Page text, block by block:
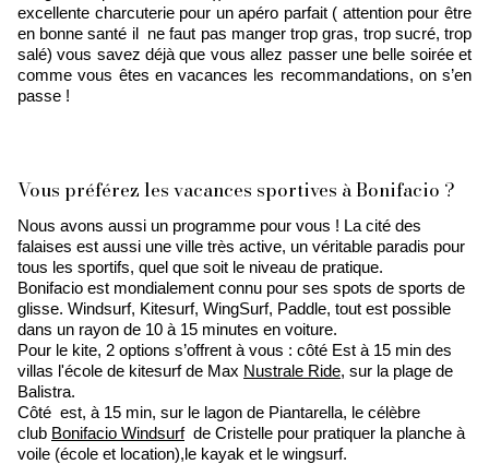
excellente charcuterie pour un apéro parfait ( attention pour être
en bonne santé il ne faut pas manger trop gras, trop sucré, trop
salé) vous savez déjà que vous allez passer une belle soirée et
comme vous êtes en vacances les recommandations, on s’en
passe !
Vous préférez les vacances sportives à Bonifacio ?
Nous avons aussi un programme pour vous ! La cité des
falaises est aussi une ville très active, un véritable paradis pour
tous les sportifs, quel que soit le niveau de pratique.
Bonifacio est mondialement connu pour ses spots de sports de
glisse. Windsurf, Kitesurf, WingSurf, Paddle, tout est possible
dans un rayon de 10 à 15 minutes en voiture.
Pour le kite, 2 options s’offrent à vous : côté Est à 15 min des
villas l'école de kitesurf de Max Nustrale Ride, sur la plage de
Balistra.
Côté est, à 15 min, sur le lagon de Piantarella, le célèbre
club Bonifacio Windsurfde Cristelle pour pratiquer la planche à
voile (école et location),le kayak et le wingsurf.